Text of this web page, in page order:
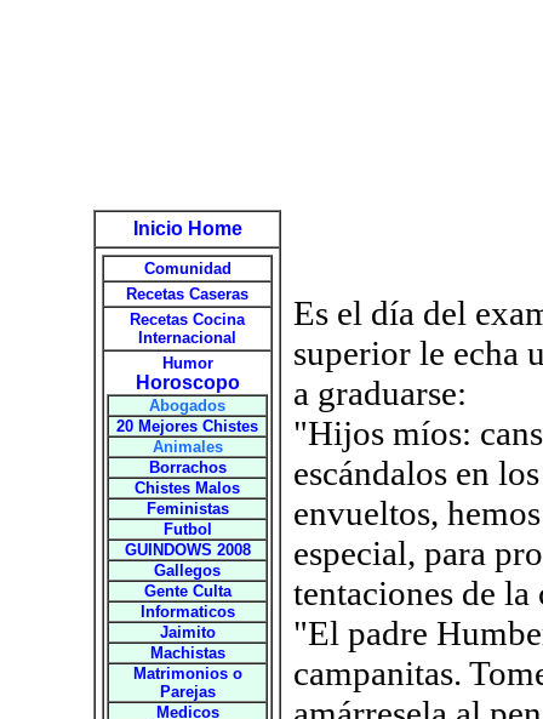
Inicio Home
Comunidad
Recetas Caseras
Recetas Cocina
Internacional
Humor
Horoscopo
Abogados
20 Mejores Chistes
Animales
Borrachos
Chistes Malos
Feministas
Futbol
GUINDOWS 2008
Gallegos
Gente Culta
Informaticos
Jaimito
Machistas
Matrimonios o
Parejas
Medicos
Es el día del
superior le echa
a graduarse:
"Hijos míos:
escándalos en
envueltos,
especial, para
tentaciones de la
"El padre
campanitas.